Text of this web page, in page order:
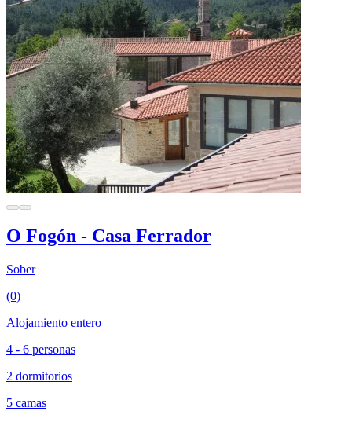
O Fogón - Casa Ferrador
Sober
(0)
Alojamiento entero
4 - 6 personas
2 dormitorios
5 camas